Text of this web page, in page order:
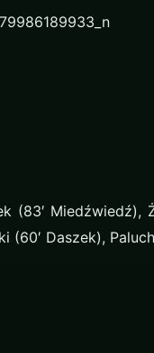
(83′
(60′ Daszek), Paluch